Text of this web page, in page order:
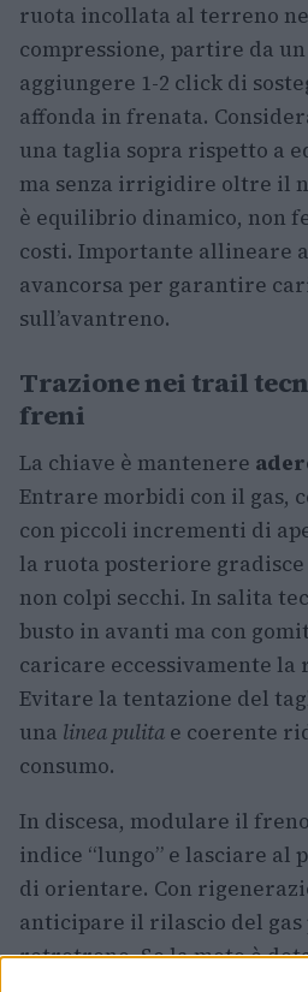
ruota incollata al terreno
compressione, partire da
aggiungere 1-2 click di
affonda in frenata.
una taglia sopra rispetto a
ma senza irrigidire oltre il
è equilibrio dinamico, non
costi. Importante allineare
avancorsa per garantire
sull’avantreno.
Trazione nei trail
freni
La chiave è mantenere
Entrare morbidi con il gas,
con piccoli incrementi di
la ruota posteriore
non colpi secchi. In salita
busto in avanti ma con
caricare eccessivamente
Evitare la tentazione del
una linea pulita e coerente
consumo.
In discesa, modulare il
indice “lungo” e lasciare al
di orientare. Con
anticipare il rilascio del
retrotreno. Se la moto è